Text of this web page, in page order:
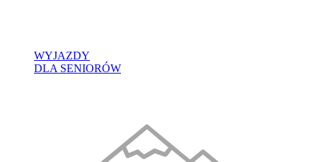
WYJAZDY
DLA SENIORÓW